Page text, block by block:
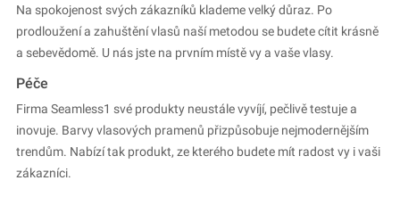
Na spokojenost svých zákazníků klademe velký důraz. Po
prodloužení a zahuštění vlasů naší metodou se budete cítit krásně
a sebevědomě. U nás jste na prvním místě vy a vaše vlasy.
Péče
Firma Seamless1 své produkty neustále vyvíjí, pečlivě testuje a
inovuje. Barvy vlasových pramenů přizpůsobuje nejmodernějším
trendům. Nabízí tak produkt, ze kterého budete mít radost vy i vaši
zákazníci.